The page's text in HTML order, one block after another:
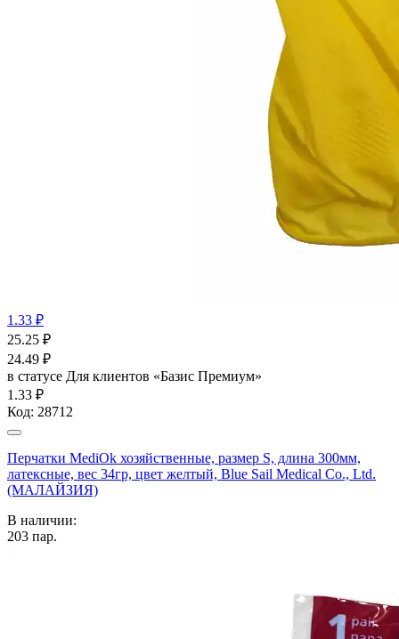
1.33 ₽
25.25 ₽
24.49 ₽
в статусе Для клиентов «Базис Премиум»
1.33 ₽
Код: 28712
Перчатки MediOk хозяйственные, размер S, длина 300мм,
латексные, вес 34гр, цвет желтый, Blue Sail Medical Co., Ltd.
(МАЛАЙЗИЯ)
В наличии:
203 пар.